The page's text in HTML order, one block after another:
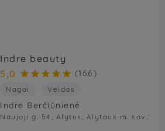
Indre beauty
5,0      (166)
Nagai Veidas
Indrė Berčiūnienė
Naujoji g. 54, Alytus, Alytaus m. sav., Lietuva